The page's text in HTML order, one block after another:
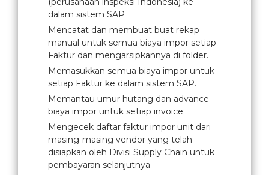
dalam sistem SAP
Mencatat dan membuat buat rekap
manual untuk semua biaya impor setiap
Faktur dan mengarsipkannya di folder.
Memasukkan semua biaya impor untuk
setiap Faktur ke dalam sistem SAP.
Memantau umur hutang dan advance
biaya impor untuk setiap invoice
Mengecek daftar faktur impor unit dari
masing-masing vendor yang telah
disiapkan oleh Divisi Supply Chain untuk
pembayaran selanjutnya